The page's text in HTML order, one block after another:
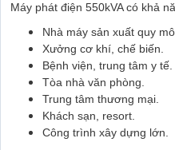
Máy phát điện 550kVA có khả
Nhà máy sản xuất quy mô
Xưởng cơ khí, chế biến.
Bệnh viện, trung tâm y tế.
Tòa nhà văn phòng.
Trung tâm thương mại.
Khách sạn, resort.
Công trình xây dựng lớn.